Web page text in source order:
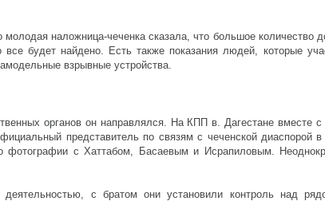
наложница-чеченка сказала, что большое
будет найдено. Есть также показания людей, которые
взрывные устройства.
органов он направлялся. На КПП в. Дагестане
представитель по связям с чеченской
фотографии с Хаттабом, Басаевым и Исрапиловым.
с братом они установили контроль над